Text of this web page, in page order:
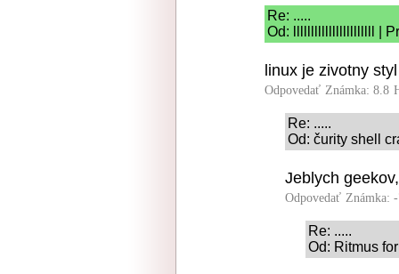
Re: .....
Od: lllllllllllllllllllllll |
linux je zivotny styl
Odpovedať Známka: 8.8
Re: .....
Od: čurity shell
Jeblych
Odpovedať Známka:
Re: .....
Od: Ritmus